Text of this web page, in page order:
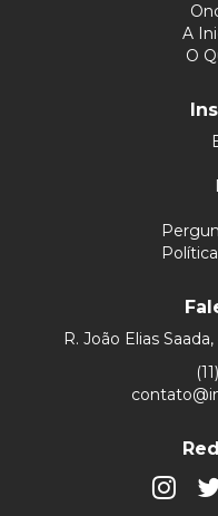
A
O
R. João Elias